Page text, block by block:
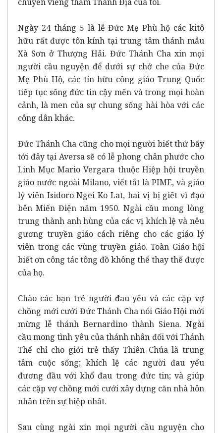
Ngày 24 tháng 5 là lễ Đức Mẹ Phù hộ các kitô
hữu rất được tôn kính tại trung tâm thánh mẫu
Xà Sơn ở Thượng Hải. Đức Thánh Cha xin mọi
người cầu nguyện để dưới sự chở che của Đức
Mẹ Phù Hộ, các tín hữu công giáo Trung Quốc
tiếp tục sống đức tin cậy mến và trong mọi hoàn
cảnh, là men của sự chung sống hài hòa với các
công dân khác.
Đức Thánh Cha cũng cho mọi người biết thứ bẩy
tới đây tại Aversa sẽ có lễ phong chân phước cho
Linh Mục Mario Vergara thuộc Hiệp hội truyền
giáo nước ngoài Milano, viết tắt là PIME, và giáo
lý viên Isidoro Ngei Ko Lat, hai vị bị giết vì đạo
bên Miến Điện năm 1950. Ngài cầu mong lòng
trung thành anh hùng của các vị khích lệ và nêu
gương truyền giáo cách riêng cho các giáo lý
viên trong các vùng truyền giáo. Toàn Giáo hội
biết ơn công tác tông đồ không thể thay thế được
của họ.
Chào các bạn trẻ người đau yếu và các cặp vợ
chồng mới cưới Đức Thánh Cha nói Giáo Hội mới
mừng lễ thánh Bernardino thành Siena. Ngài
cầu mong tình yêu của thánh nhân đối với Thánh
Thể chỉ cho giới trẻ thấy Thiên Chúa là trung
tâm cuộc sống; khích lệ các người đau yếu
đương đầu với khổ đau trong đức tin; và giúp
các cặp vợ chồng mới cưới xây dựng căn nhà hôn
nhân trên sự hiệp nhất.
Sau cùng ngài xin mọi người cầu nguyện cho